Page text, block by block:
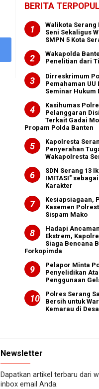
BERITA
Walikota
Seni Sekaligus
SMPN 5 Kota
Wakapolda
Penelitian dari
Dirreskrimum
Pemahaman UU
Seminar Hukum
Kasihumas
Pelanggaran
Terkait Gadai
Propam Polda Banten
Kapolresta
Penyerahan
Wakapolresta
SDN Serang 13
IMITASI"
Karakter
Kesiapsiagaan,
Kasemen
Sispam Mako
Hadapi
Ekstrem,
Siaga Bencana
Forkopimda
Pelapor Minta
Penyelidikan
Penggunaan
Polres Serang
Bersih untuk
Kemarau di
Newsletter
Dapatkan artikel terbaru dari
inbox email Anda.